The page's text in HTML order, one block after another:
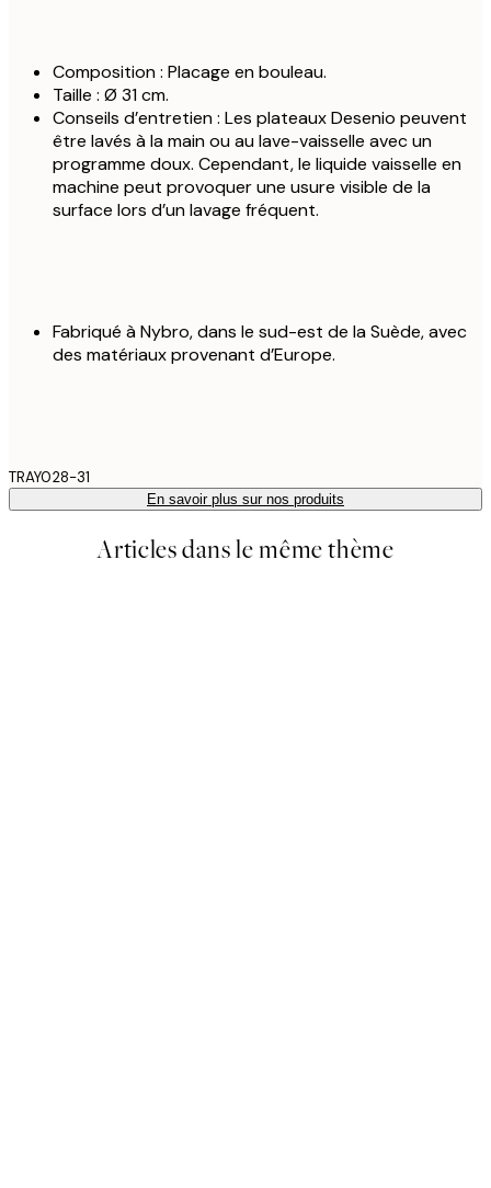
Composition : Placage en bouleau.
Taille : Ø 31 cm.
Conseils d’entretien : Les plateaux Desenio peuvent
être lavés à la main ou au lave-vaisselle avec un
programme doux. Cependant, le liquide vaisselle en
machine peut provoquer une usure visible de la
surface lors d’un lavage fréquent.
Fabriqué à Nybro, dans le sud-est de la Suède, avec
des matériaux provenant d’Europe.
TRAY028-31
En savoir plus sur nos produits
Articles dans le même thème